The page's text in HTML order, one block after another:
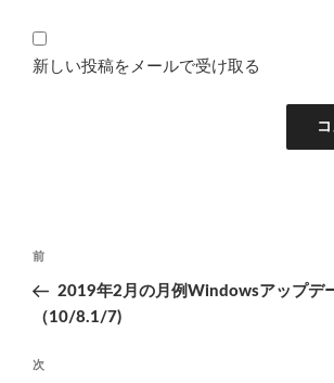
新しい投稿をメールで受け取る
投
ナ
ゲ
前
の
投
前
2019年2月の月例Windowsアップデ
（10/8.1/7)
次
次